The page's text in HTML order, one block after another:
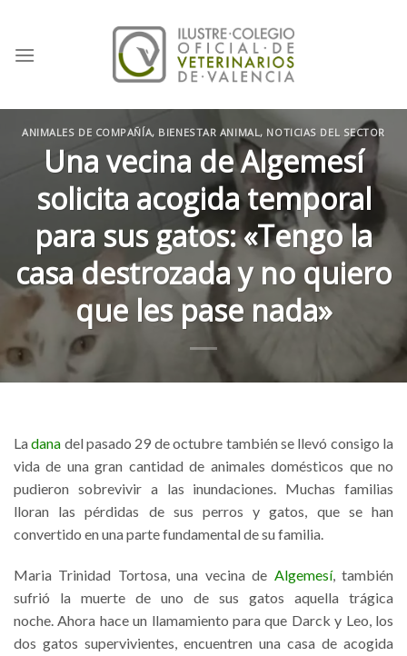
content
ANIMALES DE COMPAÑÍA, BIENESTAR ANIMAL, NOTICIAS DEL SECTOR
Una vecina de Algemesí
solicita acogida temporal
para sus gatos: «Tengo la
casa destrozada y no quiero
que les pase nada»
Ladana del pasado 29 de octubre también se llevó consigo la
vida de una gran cantidad de animales domésticos que no
pudieron sobrevivir a las inundaciones. Muchas familias
lloran las pérdidas de sus perros y gatos, que se han
convertido en una parte fundamental de su familia.
Maria Trinidad Tortosa, una vecina de Algemesí, también
sufrió la muerte de uno de sus gatos aquella trágica
noche. Ahora hace un llamamiento para que Darck y Leo, los
dos gatos supervivientes, encuentren una casa de acogida